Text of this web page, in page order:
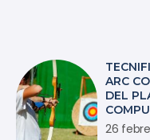
ARC
DEL
26